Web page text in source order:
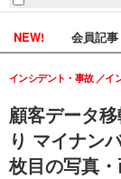
NEW! 会員記事
顧客データ
り マイナン
枚目の写真
インシデント・事故 イ